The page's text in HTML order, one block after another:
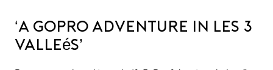
‘A GoPro Adventure in Les 3
Valleés’